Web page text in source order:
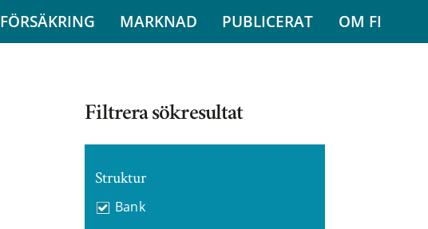
FÖRSÄKRING MARKNAD PUBLICERAT OM FI
Filtrera sökresultat
Struktur
Bank